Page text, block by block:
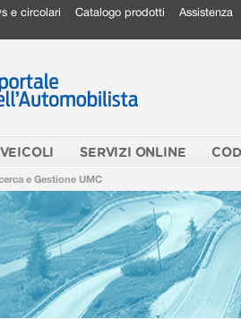
e circolari Catalogo prodotti Assistenza
VEICOLI SERVIZI ONLINE
e Gestione UMC